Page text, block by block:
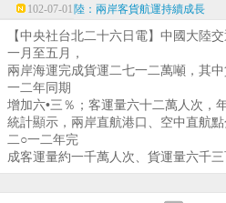
102-07-01 陸：兩岸客貨航運持續成長
【中央社台北二十六日電】中國大陸
一月至五月，
兩岸海運完成貨運二七一二萬噸，其
一二年同期
增加六•三％；客運量六十二萬人次，年
統計顯示，兩岸直航港口、空中直航
二○一二年完
成客運量約一千萬人次、貨運量六千三